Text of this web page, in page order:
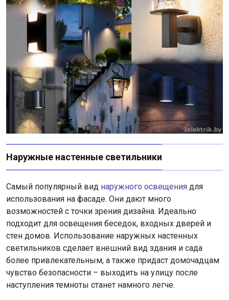
Наружные настенные светильники
Самый популярный вид наружного освещения для
использования на фасаде. Они дают много
возможностей с точки зрения дизайна. Идеально
подходит для освещения беседок, входных дверей и
стен домов. Использование наружных настенных
светильников сделает внешний вид здания и сада
более привлекательным, а также придаст домочадцам
чувство безопасности – выходить на улицу после
наступления темноты станет намного легче.